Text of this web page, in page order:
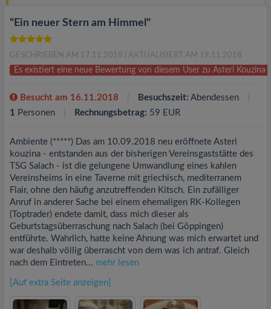
"Ein neuer Stern am Himmel"
GESCHRIEBEN AM 17.11.2018 | AKTUALISIERT AM 19.11.2018
Es existiert eine neue Bewertung von diesem User zu Asteri Kouzina
Besucht am 16.11.2018 Besuchszeit: Abendessen
1 Personen Rechnungsbetrag: 59 EUR
Ambiente (*****) Das am 10.09.2018 neu eröffnete Asteri
kouzina - entstanden aus der bisherigen Vereinsgaststätte des
TSG Salach - ist die gelungene Umwandlung eines kahlen
Vereinsheims in eine Taverne mit griechisch, mediterranem
Flair, ohne den häufig anzutreffenden Kitsch. Ein zufälliger
Anruf in anderer Sache bei einem ehemaligen RK-Kollegen
(Toptrader) endete damit, dass mich dieser als
Geburtstagsüberraschung nach Salach (bei Göppingen)
entführte. Wahrlich, hatte keine Ahnung was mich erwartet und
war deshalb völlig überrascht von dem was ich antraf. Gleich
nach dem Eintreten... mehr lesen
[Auf extra Seite anzeigen]